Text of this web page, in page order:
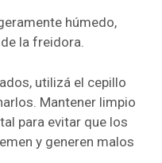
húmedo,
la freidora.
utilizá el cepillo
Mantener limpio
para evitar que los
y generen malos